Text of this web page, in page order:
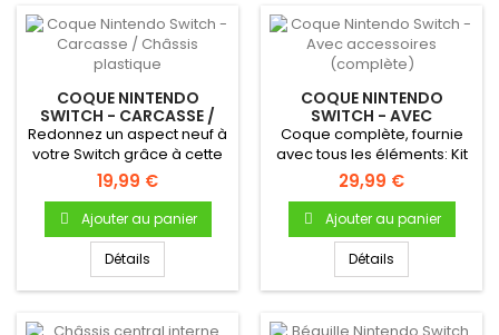
COQUE NINTENDO
SWITCH - CARCASSE /
CHÂSSIS PLASTIQUE
Redonnez un aspect neuf à
votre Switch grâce à cette
coque de remplacement...
19,99 €
Ajouter au panier
Détails
COQUE NINTENDO
SWITCH - AVEC
ACCESSOIRES
(COMPLÈTE)
Coque complète, fournie
avec tous les éléments: Kit
vis, béquille, boutons,...
29,99 €
Ajouter au panier
Détails